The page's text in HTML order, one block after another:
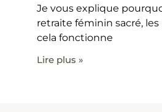
Je vous explique
retraite féminin sacré,
cela fonctionne
Lire plus »